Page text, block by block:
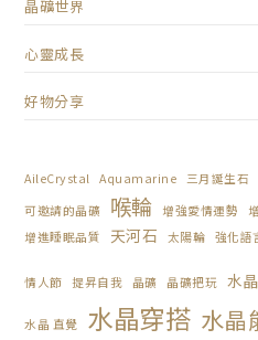
晶礦世界
心靈成長
好物分享
AileCrystal Aquamarine 三月誕生石
可邀請的晶礦 喉輪 增強愛情運勢
增進睡眠品質
天河石 太陽輪 強化語
情人節 提昇自我 晶礦 晶礦把玩 水
水晶 直覺 水晶穿搭 水晶